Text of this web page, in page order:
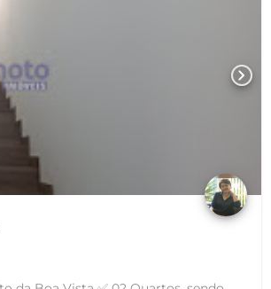
chevron_right